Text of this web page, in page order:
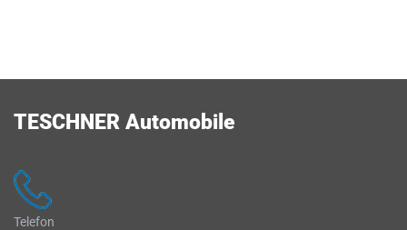
TESCHNER Automobile
Telefon